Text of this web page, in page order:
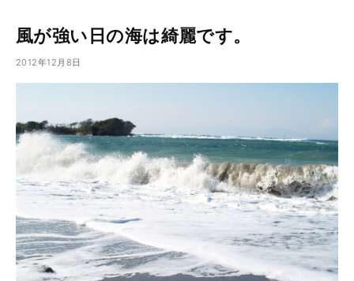
風が強い日の海は綺麗です。
2012年12月8日